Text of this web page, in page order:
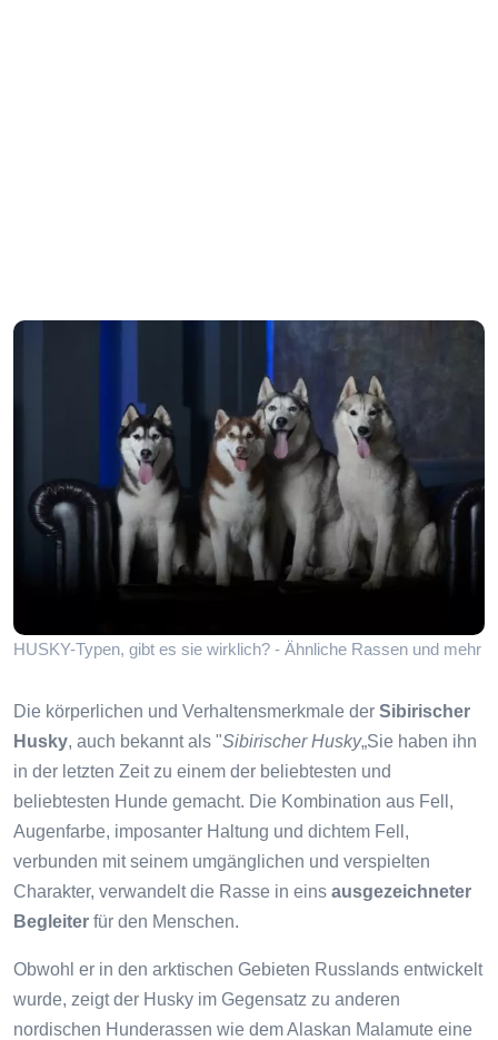
HUSKY-Typen, gibt es sie wirklich? - Ähnliche Rassen und mehr
Die körperlichen und Verhaltensmerkmale der Sibirischer
Husky, auch bekannt als "Sibirischer Husky„Sie haben ihn
in der letzten Zeit zu einem der beliebtesten und
beliebtesten Hunde gemacht. Die Kombination aus Fell,
Augenfarbe, imposanter Haltung und dichtem Fell,
verbunden mit seinem umgänglichen und verspielten
Charakter, verwandelt die Rasse in eins ausgezeichneter
Begleiter für den Menschen.
Obwohl er in den arktischen Gebieten Russlands entwickelt
wurde, zeigt der Husky im Gegensatz zu anderen
nordischen Hunderassen wie dem Alaskan Malamute eine